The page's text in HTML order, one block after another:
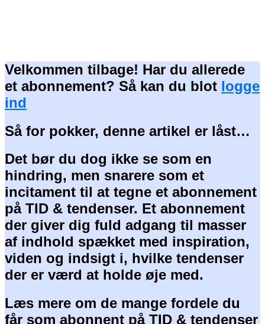
Velkommen tilbage! Har du allerede
et abonnement? Så kan du blot logge
ind
Så for pokker, denne artikel er låst…
Det bør du dog ikke se som en
hindring, men snarere som et
incitament til at tegne et abonnement
på TID & tendenser. Et abonnement
der giver dig fuld adgang til masser
af indhold spækket med inspiration,
viden og indsigt i, hvilke tendenser
der er værd at holde øje med.
Læs mere om de mange fordele du
får som abonnent på TID & tendenser